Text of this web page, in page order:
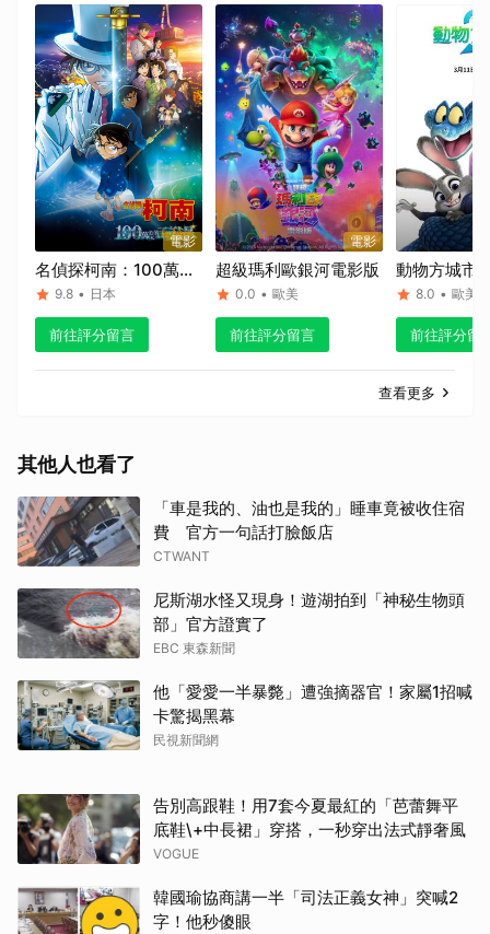
電影
名偵探柯南：100萬美
元的五稜星
9.8 • 日本
前往評分留言
電影
超級瑪利歐銀河電影版
0.0 • 歐美
前往評分留言
動物方城市2
8.0 • 歐美
前往評分留
查看更多
其他人也看了
「車是我的、油也是我的」睡車竟被收住宿
費 官方一句話打臉飯店
CTWANT
尼斯湖水怪又現身！遊湖拍到「神秘生物頭
部」官方證實了
EBC 東森新聞
他「愛愛一半暴斃」遭強摘器官！家屬1招喊
卡驚揭黑幕
民視新聞網
告別高跟鞋！用7套今夏最紅的「芭蕾舞平
底鞋\+中長裙」穿搭，一秒穿出法式靜奢風
VOGUE
韓國瑜協商講一半「司法正義女神」突喊2
字！他秒傻眼